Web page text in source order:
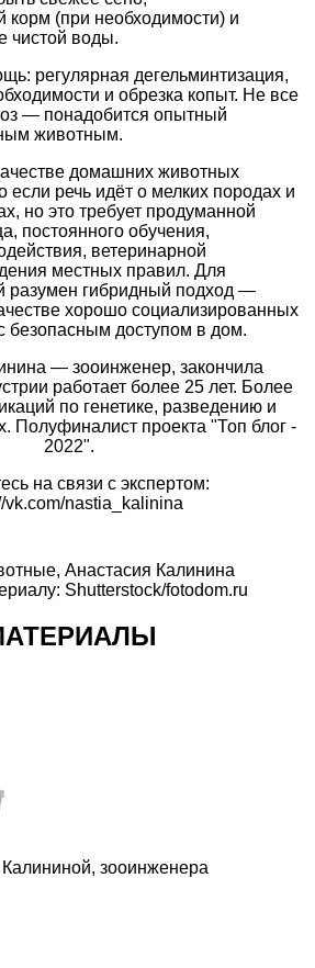
корм (при необходимости) и
чистой воды.
регулярная дегельминтизация,
и обрезка копыт. Не все
— понадобится опытный
животным.
домашних животных
если речь идёт о мелких породах и
но это требует продуманной
постоянного обучения,
ветеринарной
местных правил. Для
разумен гибридный подход —
хорошо социализированных
безопасным доступом в дом.
— зооинженер, закончила
работает более 25 лет. Более
по генетике, разведению и
Полуфиналист проекта "Топ блог -
2022".
на связи с экспертом:
vk.com/nastia_kalinina
, Анастасия Калинина
Shutterstock/fotodom.ru
зооинженера